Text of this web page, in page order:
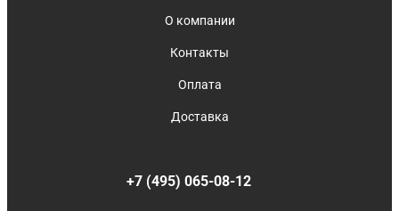
О компании
Контакты
Оплата
Доставка
+7 (495) 065-08-12